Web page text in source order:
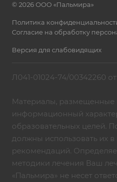
© 2026 ООО «Пальмира»
Политика
Согласие на обработку
Версия для слабовидящих
Л041-01024-74/00342260 от
Материалы, размещенные
информационный
образовательных целей.
должны использовать их
рекомендаций.
методики лечения Ваш
«Пальмира» не несет